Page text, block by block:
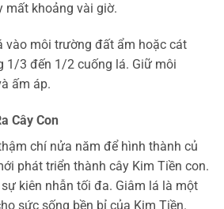
mất khoảng vài giờ.
vào môi trường đất ẩm hoặc cát
1/3 đến 1/2 cuống lá. Giữ môi
ấm áp.
Cây Con
chí nửa năm để hình thành củ
phát triển thành cây Kim Tiền con.
kiên nhẫn tối đa. Giâm lá là một
sức sống bền bỉ của Kim Tiền.